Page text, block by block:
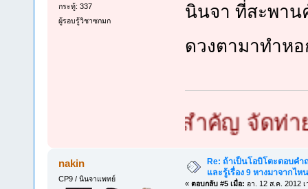
กระทู้: 337
ผู้รอบรู้วิชาซกมก
นินจา ที่สะพาน
ดวงตามาทำห
เล็กใหญ่ไม่สำคัญ จัดท่ายากไ
nakin
CP9 / นินจาแพทย์
Re: ถ้าเป็นโอบิโตะตอบค
และรู้เรื่อง 9 หางมาจากไ
« ตอบกลับ #5 เมื่อ: อา. 12 ส.ค. 2012